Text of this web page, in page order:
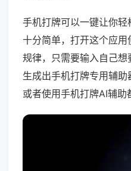
手机打牌可以一键让你轻
十分简单，打开这个应
规律，只需要输入自己
生成出手机打牌专用辅
或者使用手机打牌AI辅助